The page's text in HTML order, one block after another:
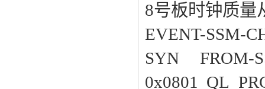
8号板时钟质量
EVENT-SSM-
SYN FROM-
0x0801